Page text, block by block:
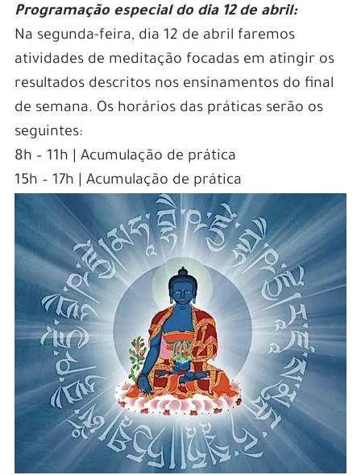
Programação especial do dia 12 de abril:
Na segunda-feira, dia 12 de abril faremos
atividades de meditação focadas em atingir os
resultados descritos nos ensinamentos do final
de semana. Os horários das práticas serão os
seguintes:
8h – 11h | Acumulação de prática
15h – 17h | Acumulação de prática